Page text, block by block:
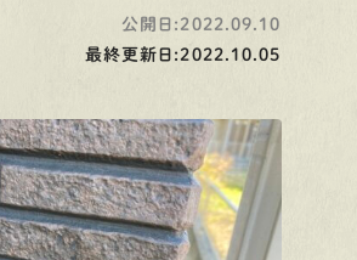
公開日:2022.09.10
最終更新日:2022.10.05